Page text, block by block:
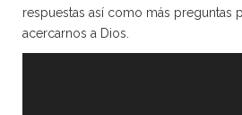
respuestas así como más preguntas
acercarnos a Dios.